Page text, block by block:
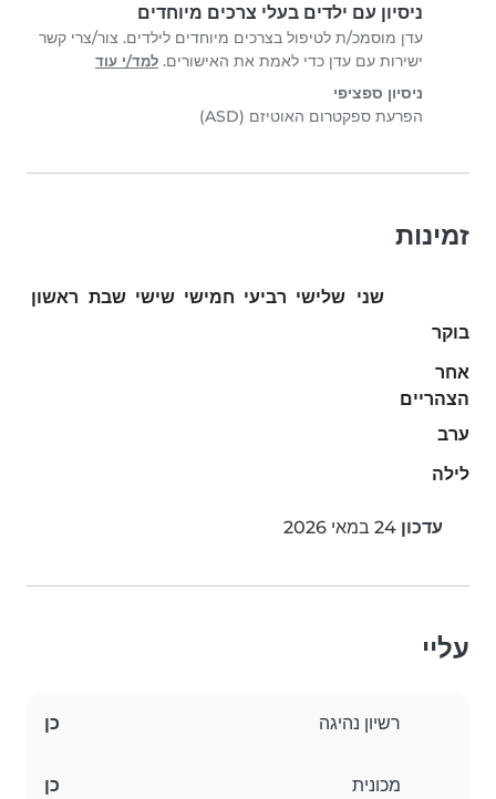
ניסיון עם ילדים בעלי צרכים מיוחדים
עדן מוסמכ/ת לטיפול בצרכים מיוחדים לילדים. צור/צרי קשר
ישירות עם עדן כדי לאמת את האישורים. למד/י עוד
ניסיון ספציפי
הפרעת ספקטרום האוטיזם (ASD)
זמינות
שני שלישי רביעי חמישי שישי שבת ראשון
בוקר
אחר
הצהריים
ערב
לילה
עדכון
עליי
רשיון נהיגה כן
מכונית כן